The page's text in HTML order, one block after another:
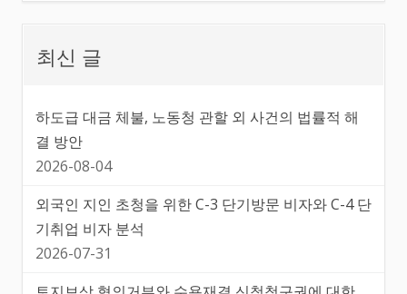
최신 글
하도급 대금 체불, 노동청 관할 외 사건의 법률적 해
결 방안
2026-08-04
외국인 지인 초청을 위한 C-3 단기방문 비자와 C-4 단
기취업 비자 분석
2026-07-31